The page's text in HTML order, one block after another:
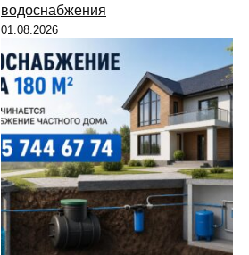
водоснабжения
01.08.2026